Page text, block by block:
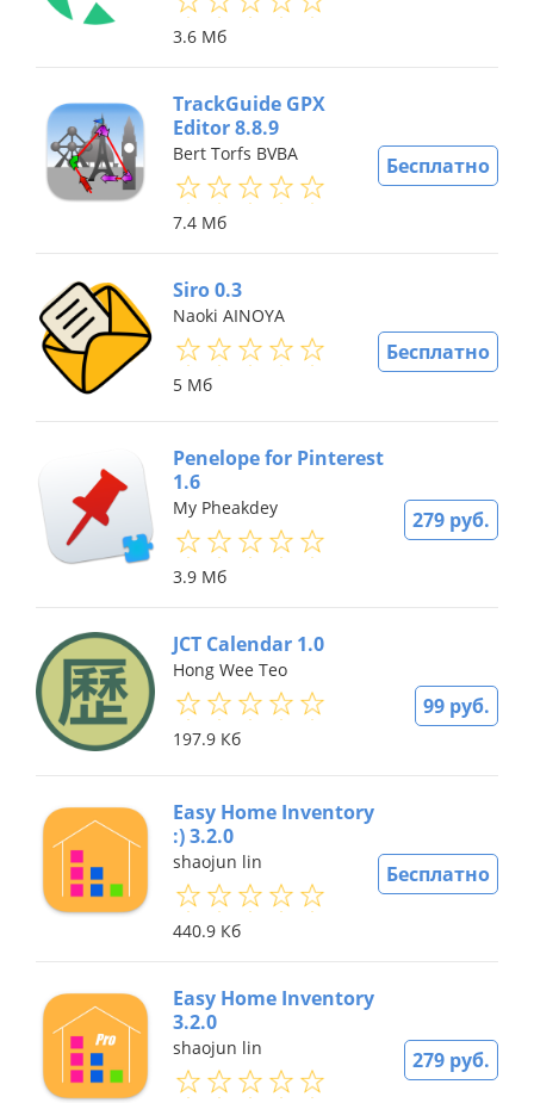
3.6 Мб
Бесплатно
TrackGuide GPX
Editor 8.8.9
Bert Torfs BVBA
7.4 Мб
Бесплатно
Siro 0.3
Naoki AINOYA
5 Мб
279 руб.
Penelope for Pinterest
1.6
My Pheakdey
3.9 Мб
99 руб.
JCT Calendar 1.0
Hong Wee Teo
197.9 Кб
Бесплатно
Easy Home Inventory
:) 3.2.0
shaojun lin
440.9 Кб
279 руб.
Easy Home Inventory
3.2.0
shaojun lin